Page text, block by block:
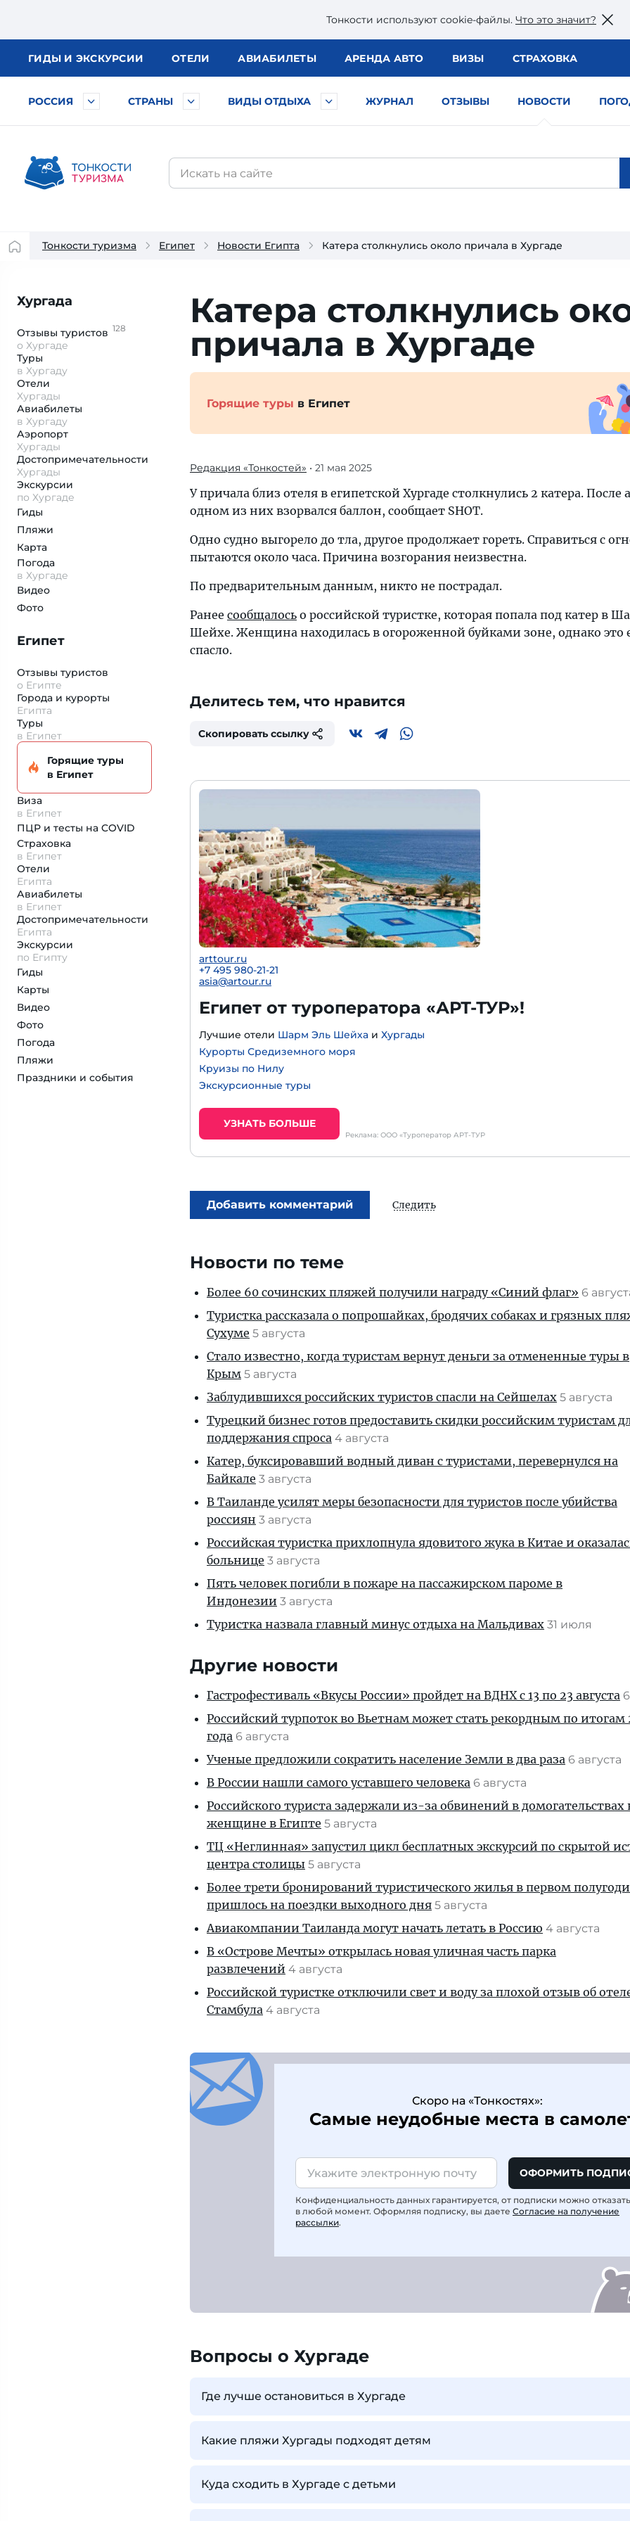
Тонкости используют сookie-файлы. Что это значит?
ГИДЫ И ЭКСКУРСИИ ОТЕЛИ АВИАБИЛЕТЫ АРЕНДА АВТО ВИЗЫ СТРАХОВКА
РОССИЯ СТРАНЫ ВИДЫ ОТДЫХА ЖУРНАЛ ОТЗЫВЫ НОВОСТИ
Тонкости туризма Египет Новости Египта Катера столкнулись около причала в Хургаде
Хургада
Отзывы туристов 128
о Хургаде
Туры
в Хургаду
Отели
Хургады
Авиабилеты
в Хургаду
Аэропорт
Хургады
Достопримеча­тельности
Хургады
Экскурсии
по Хургаде
Гиды
Пляжи
Карта
Погода
в Хургаде
Видео
Фото
Египет
Отзывы туристов
о Египте
Города и курорты
Египта
Туры
в Египет
Горящие туры
в Египет
Виза
в Египет
ПЦР и тесты на COVID
Страховка
в Египет
Отели
Египта
Авиабилеты
в Египет
Достопримеча­тельности
Египта
Экскурсии
по Египту
Гиды
Карты
Видео
Фото
Погода
Пляжи
Праздники и события
Катера столк­нулись
при­ча­ла в Хургаде
Горящие туры в Египет
Редакция «Тонкостей» • 21 мая 2025
У причала близ отеля в египетской Хургаде столкнулись 2 катера. После
одном из них взорвался баллон, сообщает SHOT.
Одно судно выгорело до тла, другое продолжает гореть. Справиться с
пытаются около часа. Причина возгорания неизвестна.
По предварительным данным, никто не пострадал.
Ранее сообщалось о российской туристке, которая попала под катер в
Шейхе. Женщина находилась в огороженной буйками зоне, однако это
спасло.
Делитесь тем, что нравится
Скопировать ссылку
arttour.ru
+7 495 980-21-21
asia@artour.ru
Египет от туроператора «АРТ-ТУР»!
Лучшие отели Шарм Эль Шейха и Хургады
Курорты Средиземного моря
Круизы по Нилу
Экскурсионные туры
УЗНАТЬ БОЛЬШЕ
Реклама: ООО «Туроператор АРТ-ТУР
Добавить комментарий Следить
Новости по теме
Более 60 сочинских пляжей получили награду «Синий флаг» 6
Туристка рассказала о попрошайках, бродячих собаках и грязных
Сухуме 5 августа
Стало известно, когда туристам вернут деньги за отмененные туры в
Крым 5 августа
Заблудившихся российских туристов спасли на Сейшелах 5 августа
Турецкий бизнес готов предоставить скидки российским туристам
поддержания спроса 4 августа
Катер, буксировавший водный диван с туристами, перевернулся на
Байкале 3 августа
В Таиланде усилят меры безопасности для туристов после убийства
россиян 3 августа
Российская туристка прихлопнула ядовитого жука в Китае и
больнице 3 августа
Пять человек погибли в пожаре на пассажирском пароме в
Индонезии 3 августа
Туристка назвала главный минус отдыха на Мальдивах 31 июля
Другие новости
Гастрофестиваль «Вкусы России» пройдет на ВДНХ с 13 по 23 августа
Российский турпоток во Вьетнам может стать рекордным по итогам
года 6 августа
Ученые предложили сократить население Земли в два раза 6 августа
В России нашли самого уставшего человека 6 августа
Российского туриста задержали из-за обвинений в домогательствах
женщине в Египте 5 августа
ТЦ «Неглинная» запустил цикл бесплатных экскурсий по скрытой
центра столицы 5 августа
Более трети бронирований туристического жилья в первом
пришлось на поездки выходного дня 5 августа
Авиакомпании Таиланда могут начать летать в Россию 4 августа
В «Острове Мечты» открылась новая уличная часть парка
развлечений 4 августа
Российской туристке отключили свет и воду за плохой отзыв об
Стамбула 4 августа
Скоро на «Тонкостях»:
Самые неудобные места в
ОФОРМИТЬ
Конфиденциальность данных гарантируется, от подписки можно
в любой момент. Оформляя подписку, вы даете Согласие на получение
рассылки.
Вопросы о Хургаде
Где лучше остановиться в Хургаде
Какие пляжи Хургады подходят детям
Куда сходить в Хургаде с детьми